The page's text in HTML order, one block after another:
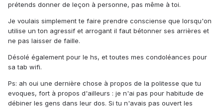
prétends donner de leçon à personne, pas même à toi.
Je voulais simplement te faire prendre consciense que lorsqu'on
utilise un ton agressif et arrogant il faut bétonner ses arrières et
ne pas laisser de faille.
Désolé également pour le hs, et toutes mes condoléances pour
sa tab wifi.
Ps: ah oui une dernière chose à propos de la politesse que tu
evoques, fort à propos d'ailleurs : je n'ai pas pour habitude de
débiner les gens dans leur dos. Si tu n'avais pas ouvert les